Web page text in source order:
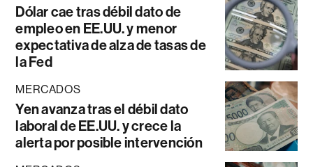
Dólar cae tras débil dato de
empleo en EE.UU. y menor
expectativa de alza de tasas de
la Fed
MERCADOS
Yen avanza tras el débil dato
laboral de EE.UU. y crece la
alerta por posible intervención